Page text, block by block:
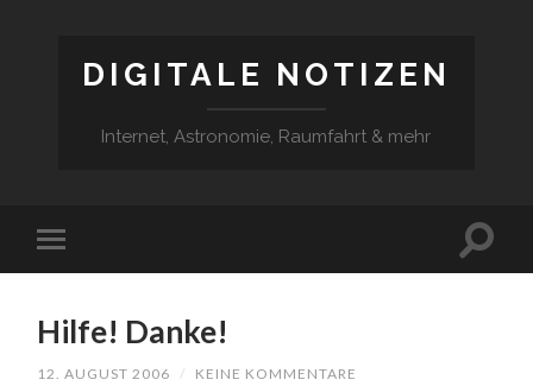
DIGITALE NOTIZEN
Internet, Astronomie, Raumfahrt & mehr
Hilfe! Danke!
12. AUGUST 2006 / KEINE KOMMENTARE